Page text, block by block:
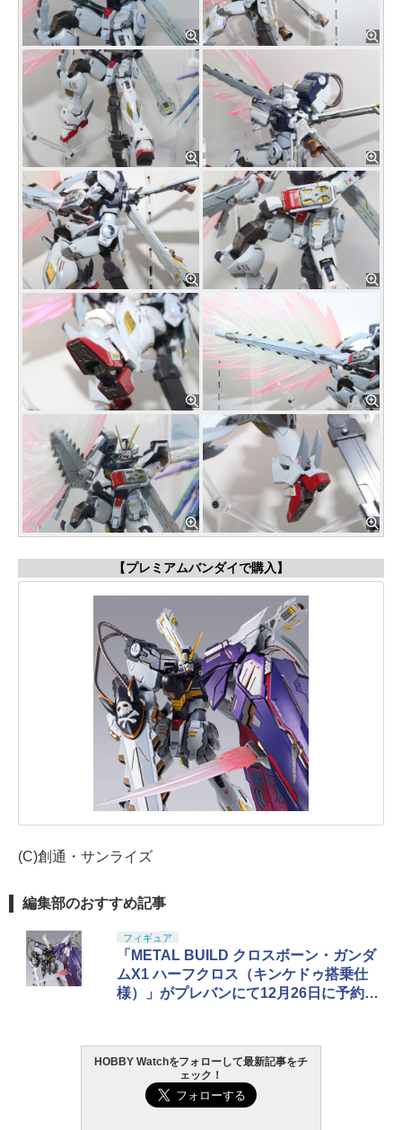
【プレミアムバンダイで購入】
(C)創通・サンライズ
編集部のおすすめ記事
フィギュア
「METAL BUILD クロスボーン・ガンダ
ムX1 ハーフクロス（キンケドゥ搭乗仕
様）」がプレバンにて12月26日に予約開
HOBBY Watchをフォローして最新記事をチ
ェック！